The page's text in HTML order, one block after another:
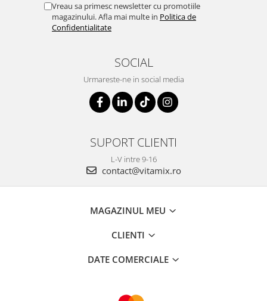
Vreau sa primesc newsletter cu promotiile
magazinului. Afla mai multe in Politica de
Confidentialitate
SOCIAL
Urmareste-ne in social media
SUPORT CLIENTI
L-V intre 9-16
contact@vitamix.ro
MAGAZINUL MEU
CLIENTI
DATE COMERCIALE